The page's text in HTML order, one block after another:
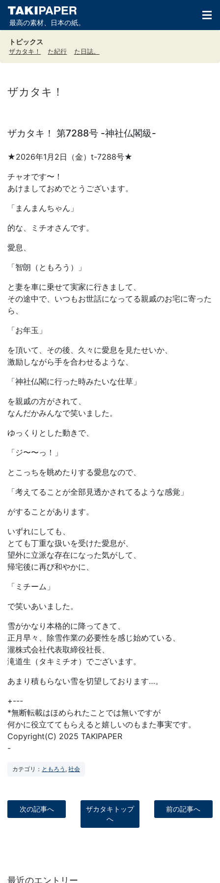
最高の素材、日本の紙。
トピックス
ザカタキ！ た紀行 た日誌。
ザカタキ！
ザカタキ！ 第7288号 -神社仏閣級-
★2026年1月2日（金）t-7288号★
チャオです〜！
あけましておめでとうございます。
「まんまんちゃん」
的な、ミチオさんです。
愛息、
「智朗（ともろう）」
と妻を車に乗せて実家に行きまして、
その途中で、いつもお世話になってる親戚のお宅に寄った
ら、
「お年玉」
を頂いて、その後、久々に愛息を見たせいか、
激励しながら手を合わせるような、
「神社仏閣に行った時みたいな仕草」
を親戚の方がされて、
なんだかみんなで笑いました。
ゆっくりとした動きで、
「ジ〜〜っ！」
とこっちを眺めたりする愛息なので、
「考えてることが全部見透かされてるような感覚」
がすることがあります。
いずれにしても、
とても丁重な扱いを受けた愛息が、
望外に立派な存在になった気がして、
帰宅後に再び和やかに、
「ミチーム」
で笑いあいました。
雪がかなり本格的に降ってきて、
正月早々、除雪作業の必要性を感じ始めている、
瀧株式会社代表取締役社長、
滝道生（タキミチオ）でございます。
あまり積もらない雪を切望しております…。
+---
*無断転載はほめられたことでは無いですが
何かに役立ててもらえると嬉しいのもまた事実です。
Copyright(C) 2025 TAKIPAPER
-
カテゴリ： ともろう , 社会
次の記事へ
ザカタキトップ
へ
前の記事へ
最近のエントリー